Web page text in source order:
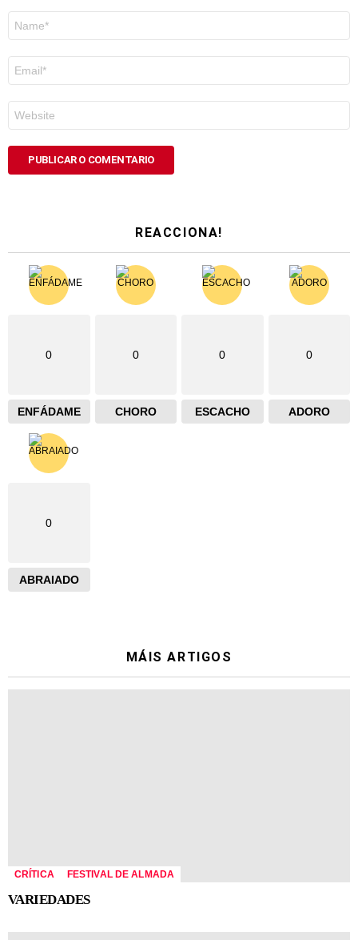
electrónico
*
REACCIONA!
0
ENFÁDAME
0
CHORO
0
ESCACHO
0
ADORO
0
ABRAIADO
MÁIS ARTIGOS
CRÍTICA FESTIVAL DE ALMADA
VARIEDADES